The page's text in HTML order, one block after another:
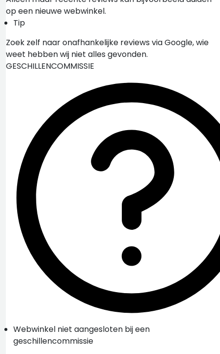
op een nieuwe webwinkel.
Tip
Zoek zelf naar onafhankelijke reviews via Google, wie
weet hebben wij niet alles gevonden.
GESCHILLENCOMMISSIE
Webwinkel niet aangesloten bij een
geschillencommissie